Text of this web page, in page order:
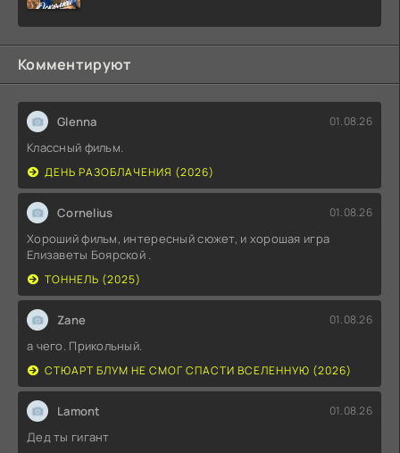
Комментируют
Glenna 01.08.26
Классный фильм.
ДЕНЬ РАЗОБЛАЧЕНИЯ (2026)
Cornelius 01.08.26
Хороший фильм, интересный сюжет, и хорошая игра
Елизаветы Боярской .
ТОННЕЛЬ (2025)
Zane 01.08.26
а чего. Прикольный.
СТЮАРТ БЛУМ НЕ СМОГ СПАСТИ ВСЕЛЕННУЮ (2026)
Lamont 01.08.26
Дед ты гигант